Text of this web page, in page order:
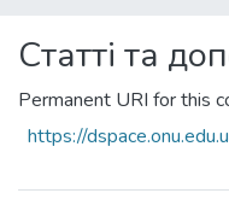
Statistics
Статті та
Permanent URI for this
https://